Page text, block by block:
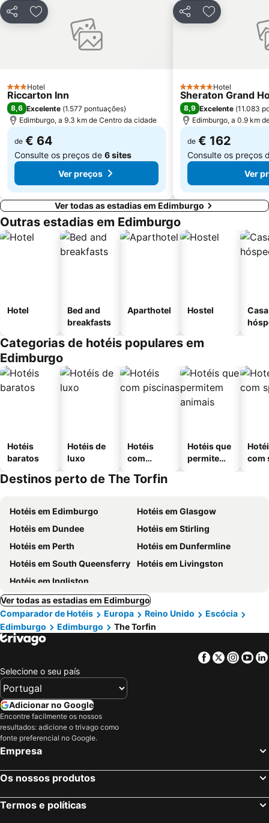
Edinburgh Marathon Festival
Edinburgh Dungeon
University of Edinburgh
PartilharAdicionar aos favoritos
3 Estrelas
Hotel
Riccarton Inn
8,6 Excelente (1.577 pontuações)
Edimburgo, a 9.3 km de Centro da cidade
de € 64
Consulte os preços de 6 sites
Ver preços
PartilharAdicionar
5 EstrelasHotel
Sheraton Grand
8,9 Excelente (11.083
Edimburgo, a 0.9 km
de € 162
Consulte os preços
Ver
Ver todas as estadias em Edimburgo
Outras estadias em Edimburgo
Hotel
Bed and
breakfasts
Aparthotel Hostel
Categorias de hotéis populares em
Edimburgo
Hotéis
baratos
Hotéis de
luxo
Hotéis
com
Hotéis que
permitem
com
Destinos perto de The Torfin
Hotéis em Edimburgo
Hotéis em Glasgow
Hotéis em Dundee
Hotéis em Stirling
Hotéis em Perth
Hotéis em Dunfermline
Hotéis em South Queensferry
Hotéis em Livingston
Hotéis em Ingliston
Ver todas as estadias em Edimburgo
Comparador de Hotéis
Europa Reino Unido
Escócia
Edimburgo
Edimburgo The Torfin
Facebook
Twitter
Selecione o seu país
Adicionar no Google
Encontre facilmente os nossos
resultados: adicione o trivago como
fonte preferencial no Google.
Empresa
Os nossos produtos
Termos e políticas